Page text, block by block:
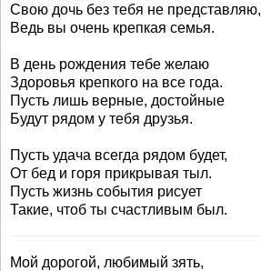
Свою дочь без тебя не представляю,
Ведь вы очень крепкая семья.
В день рождения тебе желаю
Здоровья крепкого на все года.
Пусть лишь верные, достойные
Будут рядом у тебя друзья.
Пусть удача всегда рядом будет,
От бед и горя прикрывая тыл.
Пусть жизнь события рисует
Такие, чтоб ты счастливым был.
Мой дорогой, любимый зять,